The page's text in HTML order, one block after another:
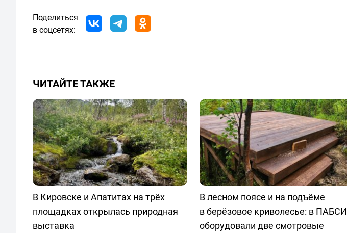
Поделиться
в соцсетях:
ЧИТАЙТЕ ТАКЖЕ
В Кировске и Апатитах на трёх
площадках открылась природная
выставка
В лесном поясе и на подъёме
в берёзовое криволесье: в ПАБСИ
оборудовали две смотровые